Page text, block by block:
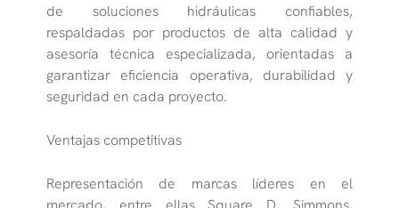
de soluciones hidráulicas confiables,
respaldadas por productos de alta calidad y
asesoría técnica especializada, orientadas a
garantizar eficiencia operativa, durabilidad y
seguridad en cada proyecto.
Ventajas competitivas
Representación de marcas líderes en el